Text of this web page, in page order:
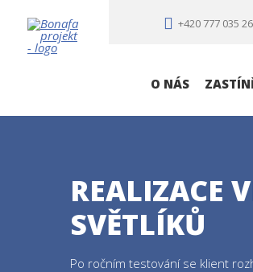
+420 777 035
O NÁS
REALIZACE
SVĚTLÍKŮ
Po ročním testování se klient